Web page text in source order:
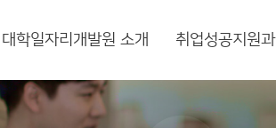
대학일자리개발원 소개 취업성공지원과